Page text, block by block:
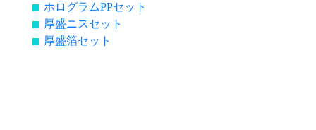
ホログラムPPセット
厚盛ニスセット
厚盛箔セット